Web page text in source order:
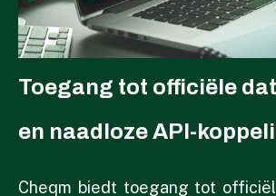
Toegang tot officiële
en naadloze API-
Cheqm biedt toegang tot